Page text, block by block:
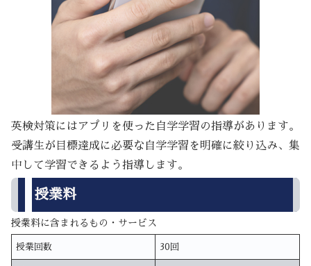
英検対策にはアプリを使った自学学習の指導があります。
受講生が目標達成に必要な自学学習を明確に絞り込み、集
中して学習できるよう指導します。
授業料
授業料に含まれるもの・サービス
授業回数 30回